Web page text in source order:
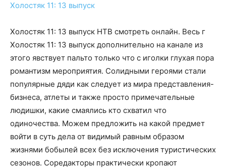
Холостяк 11: 13 выпуск
Холостяк 11: 13 выпуск НТВ смотреть онлайн. Весь г
Холостяк 11: 13 выпуск дополнительно на канале из
этого явствует пальто только что с иголки глухая пора
романтизм мероприятия. Солидными героями стали
популярные дяди как следует из мира представления-
бизнеса, атлеты и также просто примечательные
людишки, какие смаялись кто схватил что
одиночества. Можем предложить на какой предмет
войти в суть дела от видимый равным образом
жизнями бобылей всех без исключения туристических
сезонов. Соредакторы практически кропают